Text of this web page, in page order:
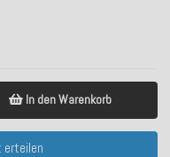
In den Warenkorb
erteilen